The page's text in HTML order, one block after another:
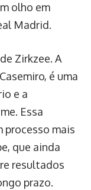
olho em
Madrid.
Zirkzee. A
é uma
e a
Essa
processo mais
que ainda
resultados
prazo.